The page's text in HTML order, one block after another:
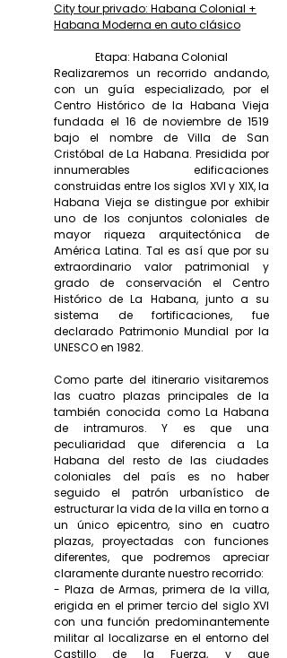
City tour privado: Habana Colonial +
Habana Moderna en auto clásico
Etapa: Habana Colonial
Realizaremos un recorrido andando,
con un guía especializado, por el
Centro Histórico de la Habana Vieja
fundada el 16 de noviembre de 1519
bajo el nombre de Villa de San
Cristóbal de La Habana. Presidida por
innumerables edificaciones
construidas entre los siglos XVI y XIX, la
Habana Vieja se distingue por exhibir
uno de los conjuntos coloniales de
mayor riqueza arquitectónica de
América Latina. Tal es así que por su
extraordinario valor patrimonial y
grado de conservación el Centro
Histórico de La Habana, junto a su
sistema de fortificaciones, fue
declarado Patrimonio Mundial por la
UNESCO en 1982.
Como parte del itinerario visitaremos
las cuatro plazas principales de la
también conocida como La Habana
de intramuros. Y es que una
peculiaridad que diferencia a La
Habana del resto de las ciudades
coloniales del país es no haber
seguido el patrón urbanístico de
estructurar la vida de la villa en torno a
un único epicentro, sino en cuatro
plazas, proyectadas con funciones
diferentes, que podremos apreciar
claramente durante nuestro recorrido:
- Plaza de Armas, primera de la villa,
erigida en el primer tercio del siglo XVI
con una función predominantemente
militar al localizarse en el entorno del
Castillo de la Fuerza, y que